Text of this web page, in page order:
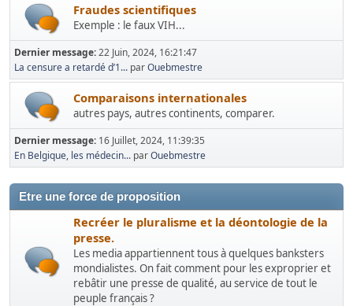
Fraudes scientifiques
Exemple : le faux VIH...
Dernier message:22 Juin, 2024, 16:21:47
La censure a retardé d’1... parOuebmestre
Comparaisons internationales
autres pays, autres continents, comparer.
Dernier message: 16 Juillet, 2024, 11:39:35
En Belgique, les médecin... parOuebmestre
Etre une force de proposition
Recréer le pluralisme et la déontologie de la
presse.
Les media appartiennent tous à quelques banksters
mondialistes. On fait comment pour les exproprier et
rebâtir une presse de qualité, au service de tout le
peuple français ?